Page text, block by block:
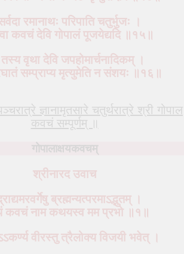
रमानाथः परिपाति चतुर्भुजः ।
कवचं देवि गोपालं पूजयेद्यदि ॥१५॥
तस्य वृथा देवि जपहोमार्चनादिकम् ।
सम्प्राप्य मृत्युमेति न संशयः ॥१६॥
ज्ञानामृतसारे चतुर्थरात्रे श्री गोपाल
कवचं सम्पूर्णम् ॥
गोपालाक्षयकवचम्
श्रीनारद उवाच
ब्रह्मन्यत्परमाऽद्भुतम् ।
कवचं नाम कथयस्व मम प्रभो ॥१॥
वीरस्तु त्रैलोक्य विजयी भवेत् ।